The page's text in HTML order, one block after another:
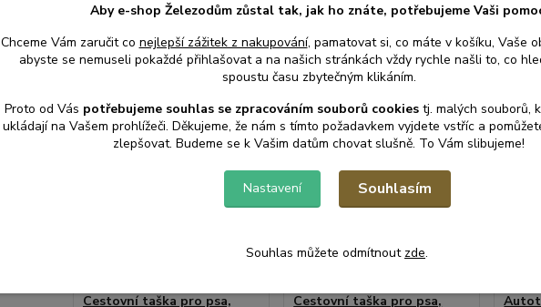
Přidat do košíku Přidat do košíku
Cestovní taška pro psa,
Cestovní taška pro psa,
Aby e-shop Železodům zůstal tak, jak ho znáte, potřebujeme Vaši
Chceme Vám zaručit co nejlepší zážitek z nakupování, pamatovat si, co máte v košíku, Vaše
abyste se nemuseli pokaždé přihlašovat a na našich stránkách vždy rychle našli to, co
spoustu času zbytečným klikáním.
Proto od Vás potřebujeme souhlas se zpracováním souborů cookies tj. malých souborů,
ukládají na Vašem prohlížeči. Děkujeme, že nám s tímto požadavkem vyjdete vstříc a
zlepšovat. Budeme se k Vašim datům chovat slušně. To Vám slibujeme!
Nastavení Souhlasím
Souhlas můžete odmítnout zde.